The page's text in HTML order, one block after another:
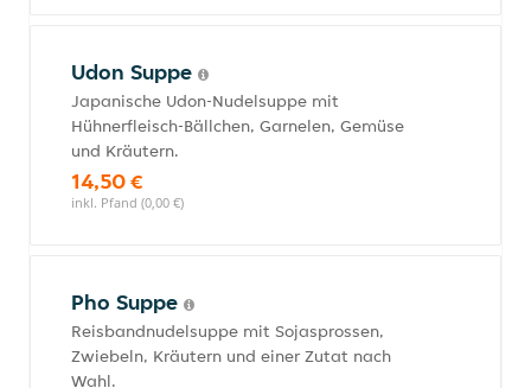
Udon Suppe
Japanische Udon-Nudelsuppe mit
Hühnerfleisch-Bällchen, Garnelen, Gemüse
und Kräutern.
14,50 €
inkl. Pfand (0,00 €)
Pho Suppe
Reisbandnudelsuppe mit Sojasprossen,
Zwiebeln, Kräutern und einer Zutat nach
Wahl.